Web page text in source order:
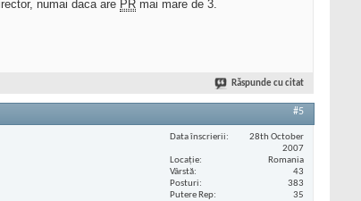
numai daca are PR mai mare de 3.
Răspunde cu citat
#5
Data înscrierii
28th October
2007
Locaţie
Romania
Vârstă
43
Posturi
383
Putere Rep
35